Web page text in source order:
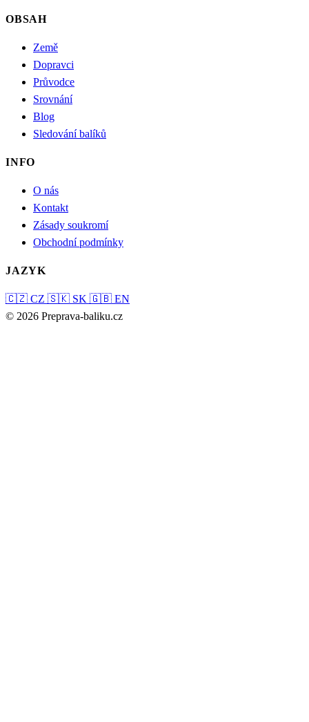
OBSAH
Země
Dopravci
Průvodce
Srovnání
Blog
Sledování balíků
INFO
O nás
Kontakt
Zásady soukromí
Obchodní podmínky
JAZYK
🇨🇿 CZ 🇸🇰 SK 🇬🇧 EN
© 2026 Preprava-baliku.cz